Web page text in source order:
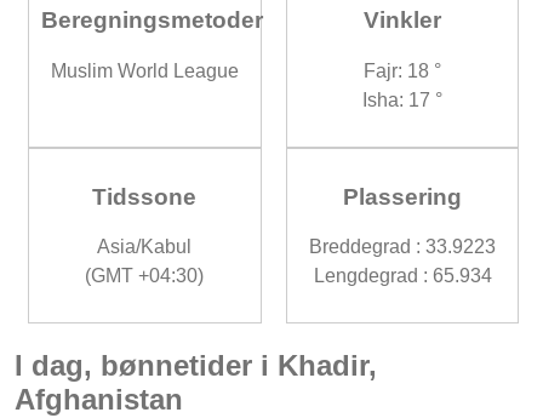
Beregningsmetoder
Muslim World League
Vinkler
Fajr: 18 °
Isha: 17 °
Tidssone
Asia/Kabul
(GMT +04:30)
Plassering
Breddegrad : 33.9223
Lengdegrad : 65.934
I dag, bønnetider i Khadir,
Afghanistan